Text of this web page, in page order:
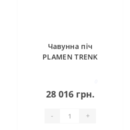
Чавунна піч
PLAMEN TRENK
28 016 грн.
- +